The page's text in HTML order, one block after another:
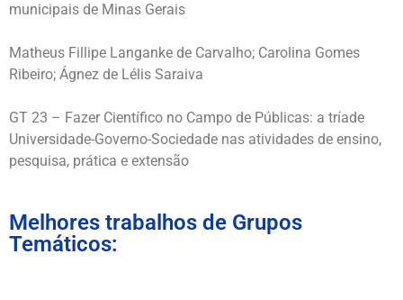
municipais de Minas Gerais
Matheus Fillipe Langanke de Carvalho; Carolina Gomes
Ribeiro; Ágnez de Lélis Saraiva
GT 23 – Fazer Científico no Campo de Públicas: a tríade
Universidade-Governo-Sociedade nas atividades de ensino,
pesquisa, prática e extensão
Melhores trabalhos de Grupos
Temáticos: